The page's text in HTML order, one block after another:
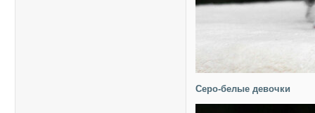
Серо-белые девочки